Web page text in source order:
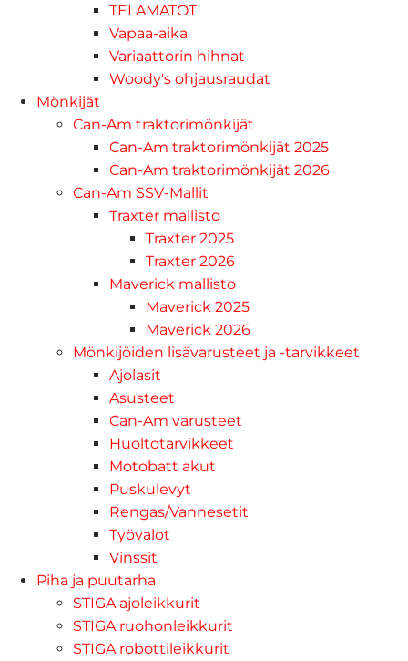
TELAMATOT
Vapaa-aika
Variaattorin hihnat
Woody's ohjausraudat
Mönkijät
Can-Am traktorimönkijät
Can-Am traktorimönkijät 2025
Can-Am traktorimönkijät 2026
Can-Am SSV-Mallit
Traxter mallisto
Traxter 2025
Traxter 2026
Maverick mallisto
Maverick 2025
Maverick 2026
Mönkijöiden lisävarusteet ja -tarvikkeet
Ajolasit
Asusteet
Can-Am varusteet
Huoltotarvikkeet
Motobatt akut
Puskulevyt
Rengas/Vannesetit
Työvalot
Vinssit
Piha ja puutarha
STIGA ajoleikkurit
STIGA ruohonleikkurit
STIGA robottileikkurit